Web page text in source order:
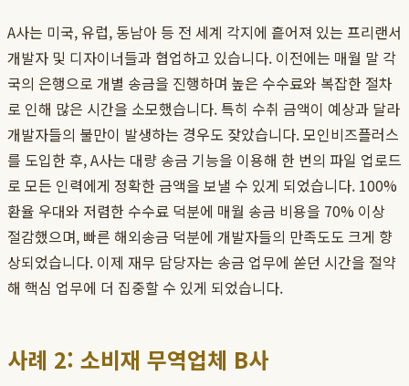
A사는 미국, 유럽, 동남아 등 전 세계 각지에 흩어져 있는 프리랜서
개발자 및 디자이너들과 협업하고 있습니다. 이전에는 매월 말 각
국의 은행으로 개별 송금을 진행하며 높은 수수료와 복잡한 절차
로 인해 많은 시간을 소모했습니다. 특히 수취 금액이 예상과 달라
개발자들의 불만이 발생하는 경우도 잦았습니다. 모인비즈플러스
를 도입한 후, A사는 대량 송금 기능을 이용해 한 번의 파일 업로드
로 모든 인력에게 정확한 금액을 보낼 수 있게 되었습니다. 100%
환율 우대와 저렴한 수수료 덕분에 매월 송금 비용을 70% 이상
절감했으며, 빠른 해외송금 덕분에 개발자들의 만족도도 크게 향
상되었습니다. 이제 재무 담당자는 송금 업무에 쏟던 시간을 절약
해 핵심 업무에 더 집중할 수 있게 되었습니다.
사례 2: 소비재 무역업체 B사